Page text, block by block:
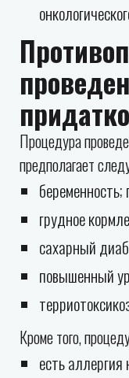
Процедура
предполагает
грудное
сахарный
повышенный
Кроме того,
есть